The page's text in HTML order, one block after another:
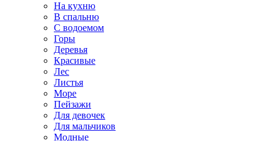
На кухню
В спальню
С водоемом
Горы
Деревья
Красивые
Лес
Листья
Море
Пейзажи
Для девочек
Для мальчиков
Модные